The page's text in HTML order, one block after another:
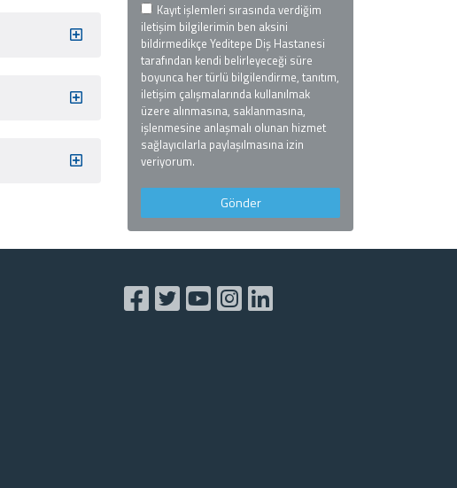
Kayıt işlemleri sırasında verdiğim
iletişim bilgilerimin ben aksini
bildirmedikçe Yeditepe Diş Hastanesi
tarafından kendi belirleyeceği süre
boyunca her türlü bilgilendirme, tanıtım,
iletişim çalışmalarında kullanılmak
üzere alınmasına, saklanmasına,
işlenmesine anlaşmalı olunan hizmet
sağlayıcılarla paylaşılmasına izin
veriyorum.